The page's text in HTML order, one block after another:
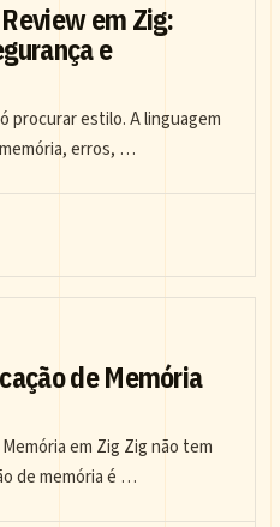
em Zig:
e
procurar estilo. A linguagem
erros, …
de Memória
em Zig Zig não tem
de memória é …